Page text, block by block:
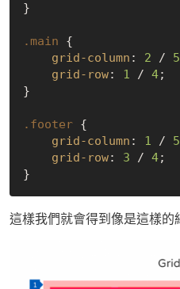
}
.main {
grid-column : 2 / 5
grid-row: 1 / 4;
}
.footer {
grid-column : 1 / 5
grid-row: 3 / 4;
這樣我們就會得到像是這樣的